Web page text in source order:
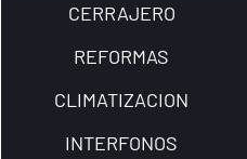
CERRAJERO
REFORMAS
CLIMATIZACION
INTERFONOS